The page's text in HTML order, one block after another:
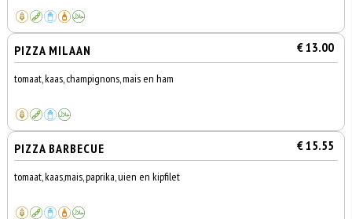
PIZZA MILAAN € 13.00
tomaat, kaas, champignons, mais en ham
PIZZA BARBECUE € 15.55
tomaat, kaas,mais, paprika, uien en kipfilet